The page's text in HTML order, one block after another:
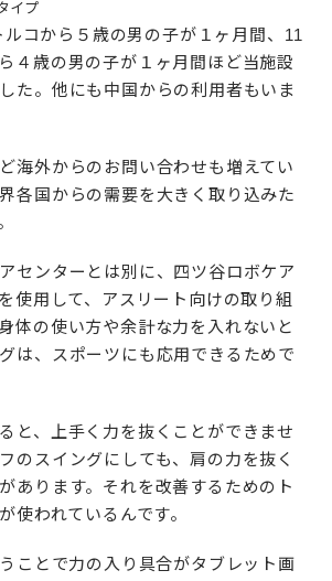
イプ
コから５歳の男の子が１ヶ月間、11
４歳の男の子が１ヶ月間ほど当施設
た。他にも中国からの利用者もいま
海外からのお問い合わせも増えてい
各国からの需要を大きく取り込みた
センターとは別に、四ツ谷ロボケア
使用して、アスリート向けの取り組
体の使い方や余計な力を入れないと
は、スポーツにも応用できるためで
と、上手く力を抜くことができませ
のスイングにしても、肩の力を抜く
あります。それを改善するためのト
使われているんです。
ことで力の入り具合がタブレット画